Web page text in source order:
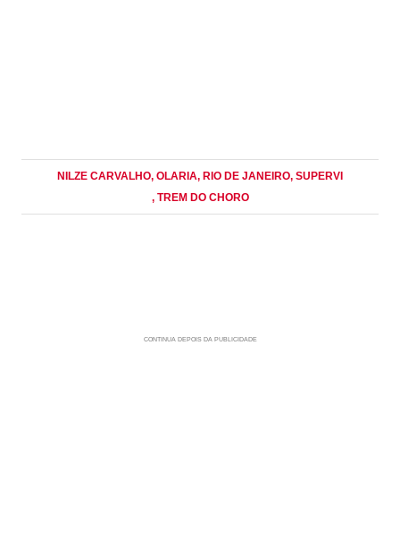
NILZE CARVALHO, OLARIA, RIO DE JANEIRO, SUPERVI
, TREM DO CHORO